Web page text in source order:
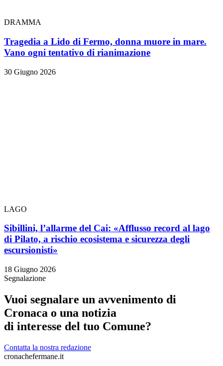
DRAMMA
Tragedia a Lido di Fermo, donna muore in mare.
Vano ogni tentativo di rianimazione
30 Giugno 2026
LAGO
Sibillini, l’allarme del Cai: «Afflusso record al lago
di Pilato, a rischio ecosistema e sicurezza degli
escursionisti»
18 Giugno 2026
Segnalazione
Vuoi segnalare un avvenimento di
Cronaca o una notizia
di interesse del tuo Comune?
Contatta la nostra redazione
cronachefermane.it